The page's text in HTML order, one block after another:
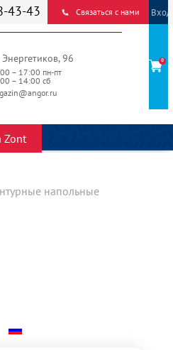
43-43 Связаться с нами
Энергетиков, 96
– 17:00 пн-пт
– 14:00 сб
Zont
Вход
0
напольные